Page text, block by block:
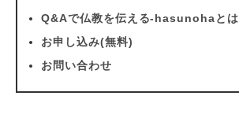
Q&Aで仏教を伝える-hasunohaとは
お申し込み(無料)
お問い合わせ